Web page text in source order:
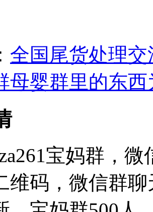
全国尾货处理交
母婴群里的东
宝妈群，
维码，微信群